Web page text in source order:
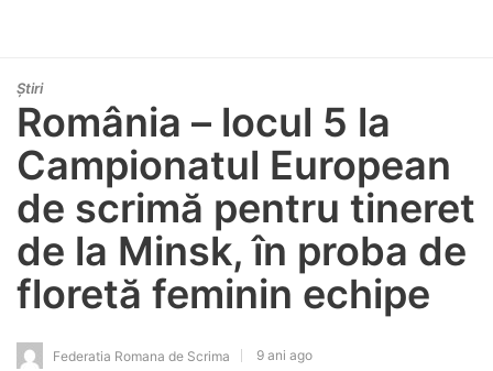
Știri
România – locul 5 la
Campionatul European
de scrimă pentru tineret
de la Minsk, în proba de
floretă feminin echipe
Federatia Romana de Scrima 9 ani ago